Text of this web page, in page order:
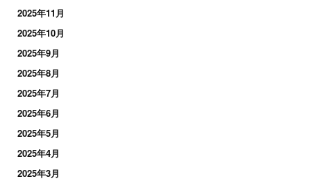
2025年11月
2025年10月
2025年9月
2025年8月
2025年7月
2025年6月
2025年5月
2025年4月
2025年3月